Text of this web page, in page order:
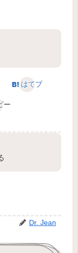
はてブ
ー
Dr. Jean